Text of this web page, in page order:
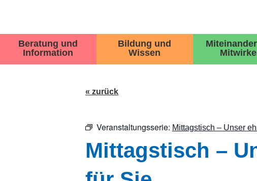
Beratung und
Information
Bildung und
Wissen
« zurück
Veranstaltungsserie: Mittagstisch – Unser
Mittagstisch –